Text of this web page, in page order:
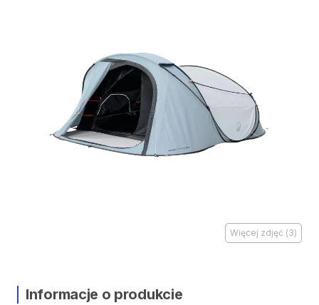
Więcej zdjęć (3)
Informacje o produkcie